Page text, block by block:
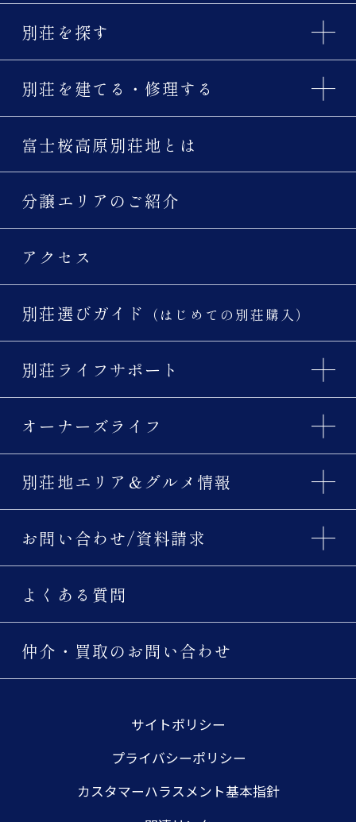
別荘を探す
別荘を建てる・修理する
富士桜高原別荘地とは
分譲エリアのご紹介
アクセス
別荘選びガイド （はじめての別荘購入）
別荘ライフサポート
オーナーズライフ
別荘地エリア＆グルメ情報
お問い合わせ/資料請求
よくある質問
仲介・買取のお問い合わせ
サイトポリシー
プライバシーポリシー
カスタマーハラスメント基本指針